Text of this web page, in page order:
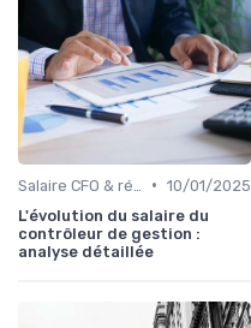
• 10/01/2025
L'évolution du salaire du
contrôleur de gestion :
analyse détaillée